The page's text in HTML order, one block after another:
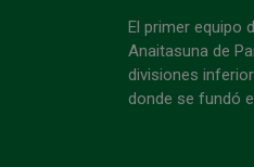
El primer equipo
Anaitasuna de
divisiones
donde se fundó